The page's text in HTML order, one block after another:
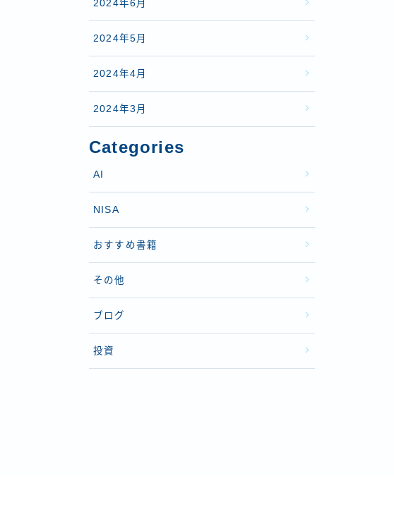
2024年6月
2024年5月
2024年4月
2024年3月
Categories
AI
NISA
おすすめ書籍
その他
ブログ
投資